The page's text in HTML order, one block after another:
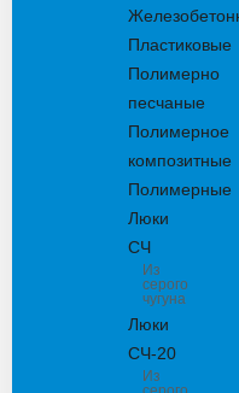
Пластиковые
Полимерно
песчаные
Полимерное
композитные
Полимерные
Люки
СЧ
Из
серого
чугуна
Люки
СЧ-20
Из